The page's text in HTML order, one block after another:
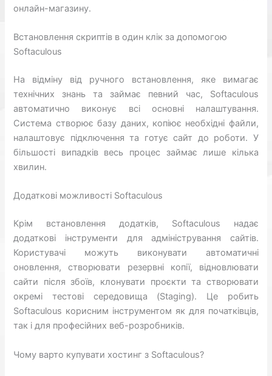
онлайн-магазину.
Встановлення скриптів в один клік за допомогою
Softaculous
На відміну від ручного встановлення, яке вимагає
технічних знань та займає певний час, Softaculous
автоматично виконує всі основні налаштування.
Система створює базу даних, копіює необхідні файли,
налаштовує підключення та готує сайт до роботи. У
більшості випадків весь процес займає лише кілька
хвилин.
Додаткові можливості Softaculous
Крім встановлення додатків, Softaculous надає
додаткові інструменти для адміністрування сайтів.
Користувачі можуть виконувати автоматичні
оновлення, створювати резервні копії, відновлювати
сайти після збоїв, клонувати проєкти та створювати
окремі тестові середовища (Staging). Це робить
Softaculous корисним інструментом як для початківців,
так і для професійних веб-розробників.
Чому варто купувати хостинг з Softaculous?